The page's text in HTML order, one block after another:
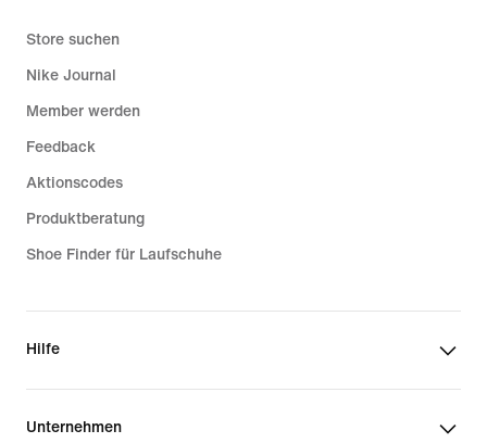
Store suchen
Nike Journal
Member werden
Feedback
Aktionscodes
Produktberatung
Shoe Finder für Laufschuhe
Hilfe
Unternehmen